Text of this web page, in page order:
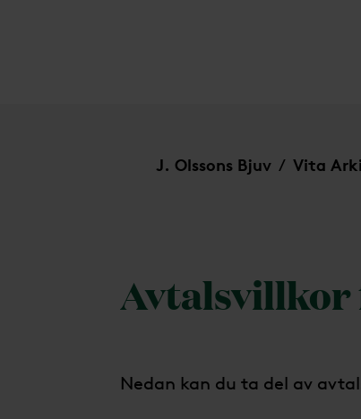
J. Olssons Bjuv / Vita
Nedan kan du ta del av